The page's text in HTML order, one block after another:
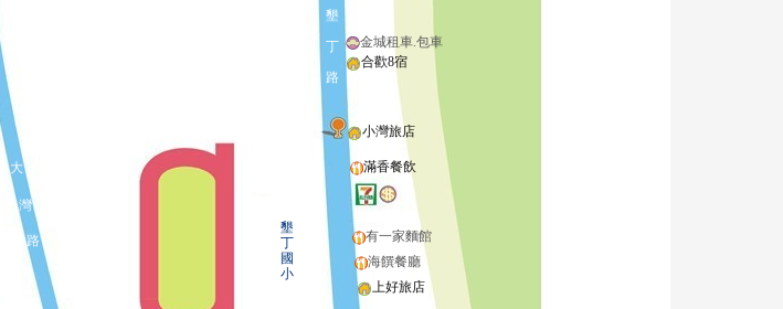
墾
丁
路
墾
丁
國
小
金城租車.包車
小灣旅店
滿香餐飲
海饌餐廳
大
灣
路 有一家麵館
上好旅店
合歡8宿